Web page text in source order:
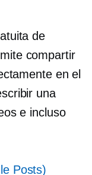
de
compartir
en el
una
e incluso
Posts)